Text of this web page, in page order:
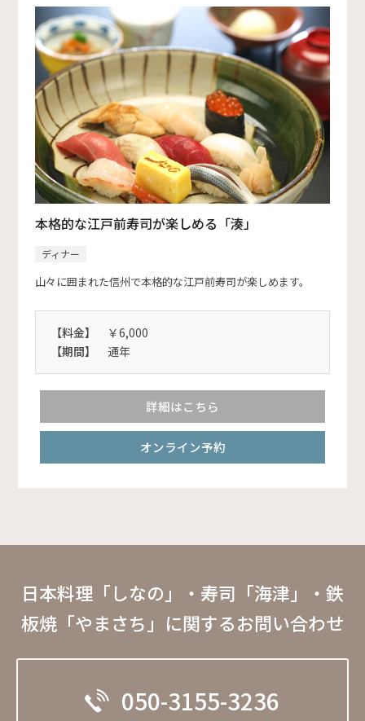
本格的な江戸前寿司が楽しめる「湊」
ディナー
山々に囲まれた信州で本格的な江戸前寿司が楽しめます。
【料金】
￥6,000
【期間】
通年
詳細はこちら
オンライン予約
日本料理「しなの」・寿司「海津」・鉄
板焼「やまさち」に関するお問い合わせ
050-3155-3236